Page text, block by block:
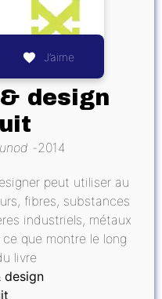
J’aime
design
2014
peut utiliser au
fibres, substances
industriels, métaux
ce que montre le long
livre
design